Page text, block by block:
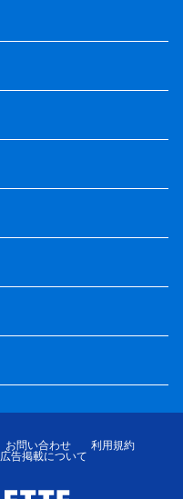
お問い合わせ
利用規約
広告掲載について